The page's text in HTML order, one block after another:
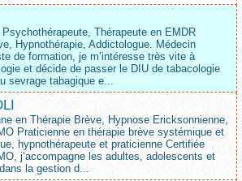
Psychothérapeute, Thérapeute en EMDR
Hypnothérapie, Addictologue. Médecin
de formation, je m’intéresse très vite à
et décide de passer le DIU de tabacologie
sevrage tabagique e...
en Thérapie Brève, Hypnose Ericksonnienne,
Praticienne en thérapie brève systémique et
hypnothérapeute et praticienne Certifiée
j’accompagne les adultes, adolescents et
la gestion d...